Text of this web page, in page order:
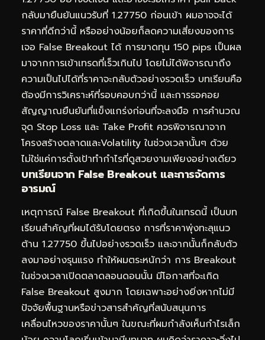
กลับมายืนยันแนวรับที่ 1.27750 ก่อนเข้า ผมอาจจะได้
ราคาที่ดีกว่านี้ หรืออย่างน้อยก็ลดความเสี่ยงของการ
เจอ False Breakout ได้ การขาดทุน 150 pips เป็นผล
มาจากการเข้าเทรดที่เร็วเกินไป โดยไม่ได้พิจารณาถึง
ความเป็นไปได้ที่ราคาจะกลับตัวอย่างรวดเร็ว บทเรียนคือ
ต้องมีการวิเคราะห์ที่รอบคอบกว่านี้ และการรอคอย
สัญญาณยืนยันที่แข็งแกร่งก่อนที่จะลงมือ การคำนวณ
จุด Stop Loss และ Take Profit ควรพิจารณาจาก
โครงสร้างตลาดและVolatility ในช่วงเวลานั้นๆ ด้วย
ไม่ใช่แค่การตั้งเป้าทำกำไรที่ดูสวยงามเพียงอย่างเดียว
บทเรียนจาก False Breakout และการจัดการ
อารมณ์
เหตุการณ์ False Breakout ที่เกิดขึ้นในเทรดนี้ เป็นบท
เรียนสำคัญที่ผมได้รับโดยตรง การที่ราคาพุ่งทะลุแนว
ต้าน 1.27750 ขึ้นไปอย่างรวดเร็ว และจากนั้นก็กลับตัว
ลงมาอย่างรุนแรง ทำให้ผมตระหนักว่า การ Breakout
ในช่วงเวลาเปิดตลาดลอนดอนนั้น มีโอกาสที่จะเกิด
False Breakout สูงมาก โดยเฉพาะอย่างยิ่งหากไม่มี
ปัจจัยพื้นฐานหรือข่าวสารสำคัญที่สนับสนุนการ
เคลื่อนไหวของราคานั้นๆ ในขณะที่ผมกำลังเห็นกำไรเล็ก